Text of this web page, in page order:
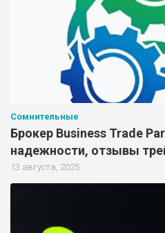
Сомнительные
Брокер Business Trade
надежности, отзывы
13 августа, 2025